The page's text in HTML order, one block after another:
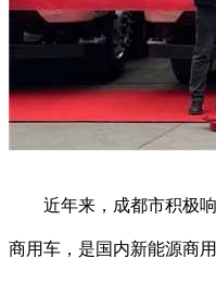
近年来，成都市积极响
商用车，是国内新能源商